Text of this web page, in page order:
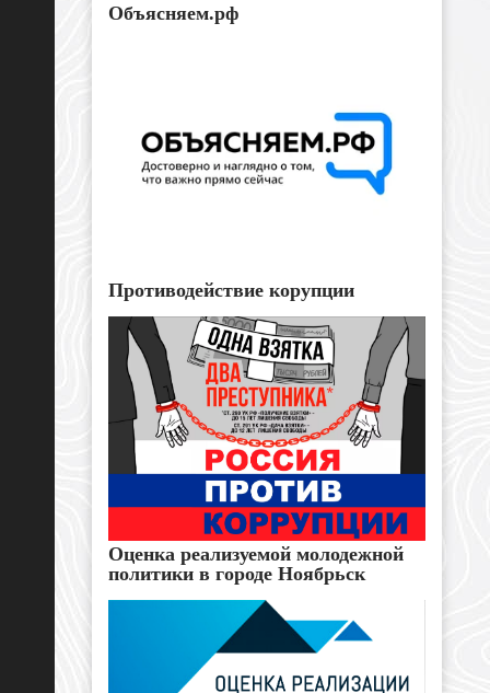
Объясняем.рф
Противодействие корупции
Оценка реализуемой молодежной
политики в городе Ноябрьск